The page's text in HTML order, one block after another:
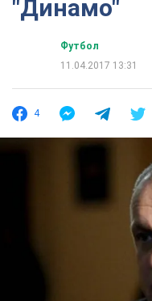
"Динамо"
Футбол
11.04.2017 13:31
4